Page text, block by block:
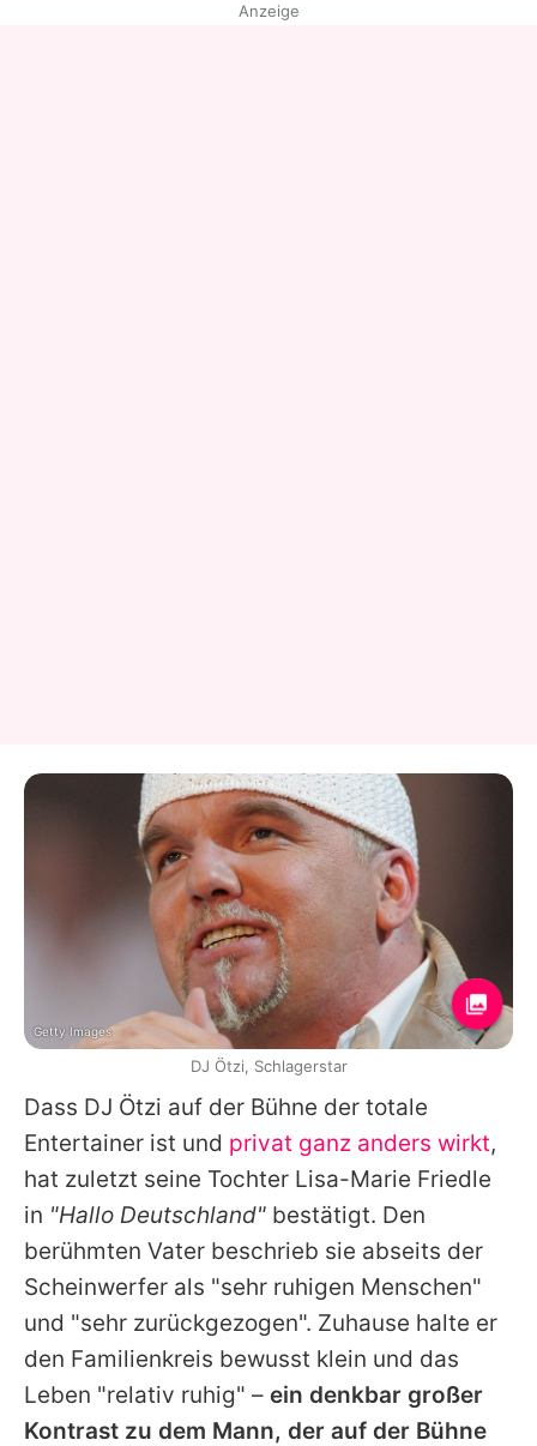
Dass DJ Ötzi auf der Bühne der totale
Entertainer ist und privat ganz anders wirkt,
hat zuletzt seine Tochter Lisa-Marie Friedle
in "Hallo Deutschland" bestätigt. Den
berühmten Vater beschrieb sie abseits der
Scheinwerfer als "sehr ruhigen Menschen"
und "sehr zurückgezogen". Zuhause halte er
den Familienkreis bewusst klein und das
Leben "relativ ruhig" – ein denkbar großer
Kontrast zu dem Mann, der auf der Bühne
Anzeige
Getty Images
DJ Ötzi, Schlagerstar